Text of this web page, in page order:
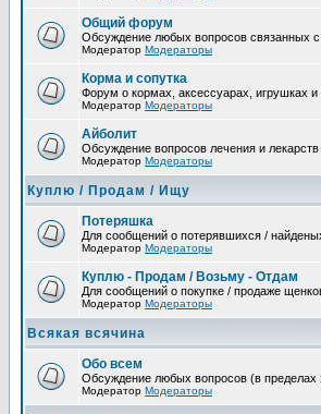
Общий форум
Обсуждение любых вопросов связанных
Модератор Модераторы
Корма и сопутка
Форум о кормах, аксессуарах, игрушках и
Модератор Модераторы
Айболит
Обсуждение вопросов лечения и лекарств
Модератор Модераторы
Куплю / Продам / Ищу
Потеряшка
Для сообщений о потерявшихся /
Модератор Модераторы
Куплю - Продам / Возьму - Отдам
Для сообщений о покупке / продаже
Модератор Модераторы
Всякая всячина
Обо всем
Обсуждение любых вопросов (в пределах
Модератор Модераторы